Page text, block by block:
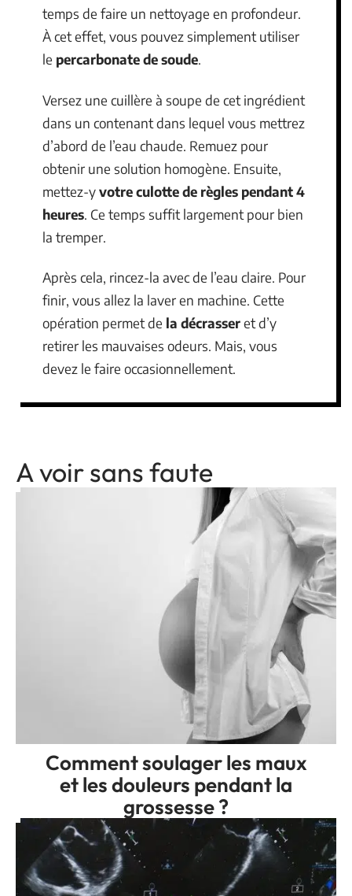
temps de faire un nettoyage en profondeur.
À cet effet, vous pouvez simplement utiliser
le percarbonate de soude.
Versez une cuillère à soupe de cet ingrédient
dans un contenant dans lequel vous mettrez
d’abord de l’eau chaude. Remuez pour
obtenir une solution homogène. Ensuite,
mettez-yvotre culotte de règles pendant 4
heures. Ce temps suffit largement pour bien
la tremper.
Après cela, rincez-la avec de l’eau claire. Pour
finir, vous allez la laver en machine. Cette
opération permet de la décrasseret d’y
retirer les mauvaises odeurs. Mais, vous
devez le faire occasionnellement.
A voir sans faute
Comment soulager les maux
et les douleurs pendant la
grossesse ?